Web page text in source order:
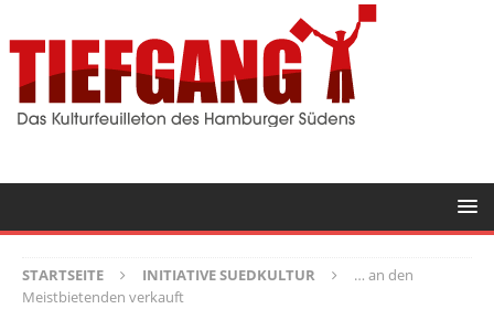
STARTSEITE INITIATIVE SUEDKULTUR
… an den
Meistbietenden verkauft